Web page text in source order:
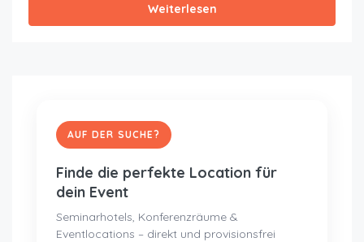
Weiterlesen
AUF DER SUCHE?
Finde die perfekte Location für
dein Event
Seminarhotels, Konferenzräume &
Eventlocations – direkt und provisionsfrei